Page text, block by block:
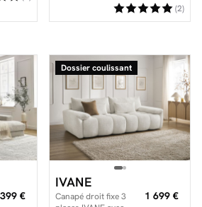
(2)
€
Dossier coulissant
IVANE
Canapé droit fixe 3
1 699 €